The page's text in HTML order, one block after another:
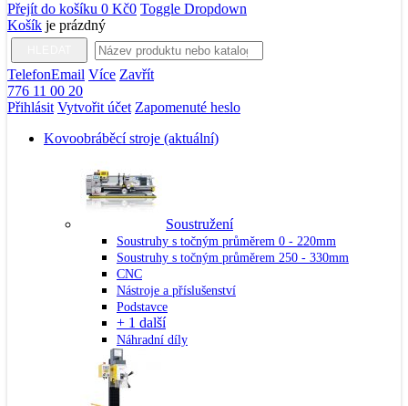
Přejít do košíku 0 Kč0 Toggle Dropdown
Košík je prázdný
TelefonEmail Více Zavřít
776 11 00 20
Přihlásit Vytvořit účet Zapomenuté heslo
Kovoobráběcí stroje (aktuální)
Soustružení
Soustruhy s točným průměrem 0 - 220mm
Soustruhy s točným průměrem 250 - 330mm
CNC
Nástroje a příslušenství
Podstavce
+ 1 další
Náhradní díly